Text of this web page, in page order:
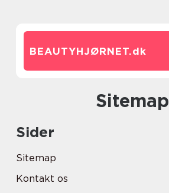
BEAUTYHJØRNET.dk
Sitemap
Sider
Sitemap
Kontakt os